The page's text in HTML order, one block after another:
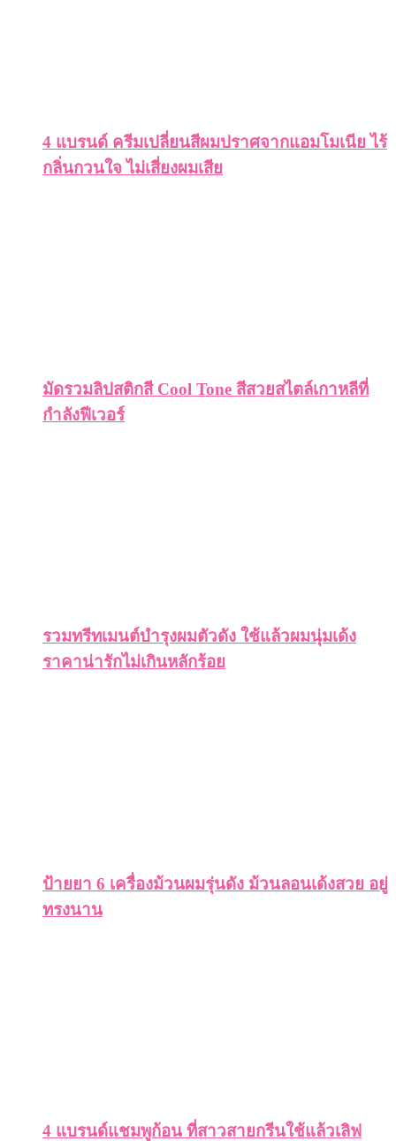
4 แบรนด์ ครีมเปลี่ยนสีผมปราศจากแอมโมเนีย ไร้
กลิ่นกวนใจ ไม่เสี่ยงผมเสีย
มัดรวมลิปสติกสี Cool Tone สีสวยสไตล์เกาหลีที่
กำลังฟีเวอร์
รวมทรีทเมนต์บำรุงผมตัวดัง ใช้แล้วผมนุ่มเด้ง
ราคาน่ารักไม่เกินหลักร้อย
ป้ายยา 6 เครื่องม้วนผมรุ่นดัง ม้วนลอนเด้งสวย อยู่
ทรงนาน
4 แบรนด์แชมพูก้อน ที่สาวสายกรีนใช้แล้วเลิฟ